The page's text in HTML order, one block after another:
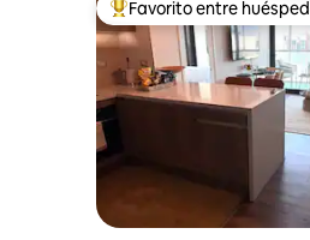
De los mejores en
Favorito entre